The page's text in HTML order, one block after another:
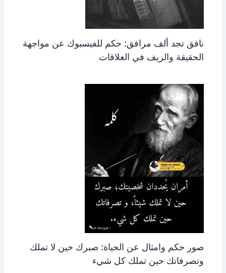
نافق تجد ألف مرافق: حكم للفيسبوك عن مواجهة
الحقيقة والزيف في العلاقات
صور حكم وامثال عن الحياة: صبرك حين لا تملك
وتصرفاتك حين تملك كل شيء